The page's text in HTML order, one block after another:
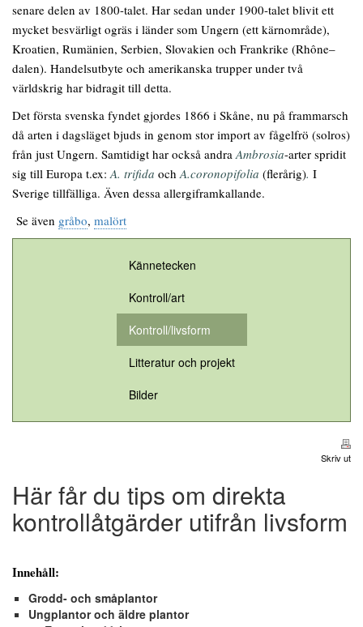
senare delen av 1800-talet. Har sedan under 1900-talet blivit ett
mycket besvärligt ogräs i länder som Ungern (ett kärnområde),
Kroatien, Rumänien, Serbien, Slovakien och Frankrike (Rhône–
dalen). Handelsutbyte och amerikanska trupper under två
världskrig har bidragit till detta.
Det första svenska fyndet gjordes 1866 i Skåne, nu på frammarsch
då arten i dagsläget bjuds in genom stor import av fågelfrö (solros)
från just Ungern. Samtidigt har också andra Ambrosia-arter spridit
sig till Europa t.ex: A. trifida och A.coronopifolia (flerårig). I
Sverige tillfälliga. Även dessa allergiframkallande.
Se även gråbo, malört
Kännetecken
Kontroll/art
Kontroll/livsform
Litteratur och projekt
Bilder
Skriv ut
Här får du tips om direkta
kontrollåtgärder utifrån livsform
Innehåll:
Grodd- och småplantor
Ungplantor och äldre plantor